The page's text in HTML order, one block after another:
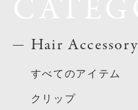
Hair Accessory
すべてのアイテム
クリップ